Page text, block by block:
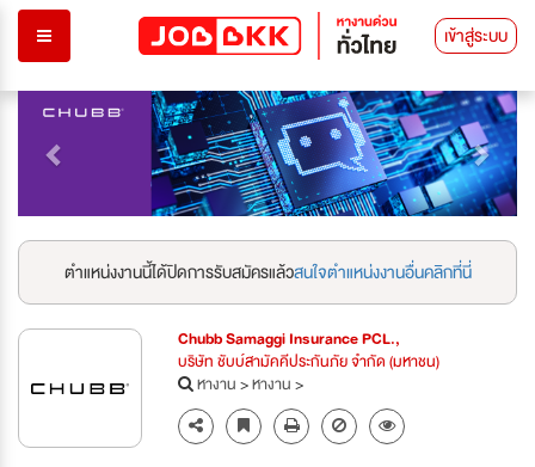
เข้าสู่ระบบ
Previous Next
ตำแหน่งงานนี้ได้ปิดการรับสมัครแล้วสนใจตำแหน่งงานอื่นคลิกที่นี่
Chubb Samaggi Insurance PCL.,
บริษัท ชับบ์สามัคคีประกันภัย จำกัด (มหาชน)
หางาน>หางาน>